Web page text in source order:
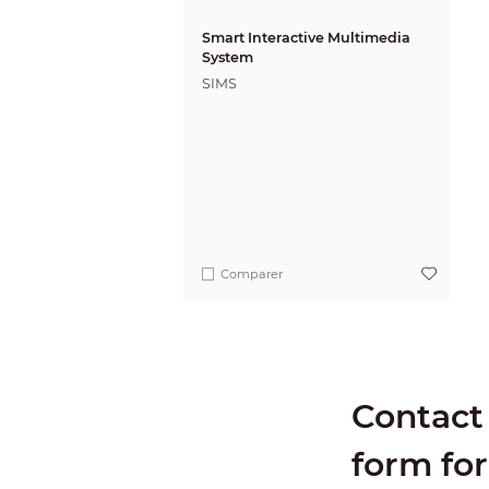
Smart Interactive Multimedia
System
SIMS
Comparer
form